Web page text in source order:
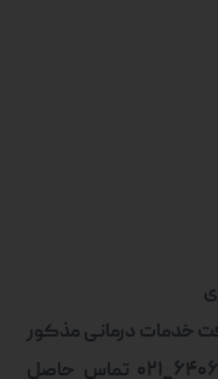
خدمات درمانی مذکور
_۰۲۱ تماس حاصل